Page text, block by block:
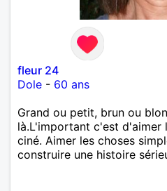
fleur 24
Dole - 60 ans
Grand ou petit, brun ou
là.L'important c'est d'aimer
ciné. Aimer les choses
construire une histoire